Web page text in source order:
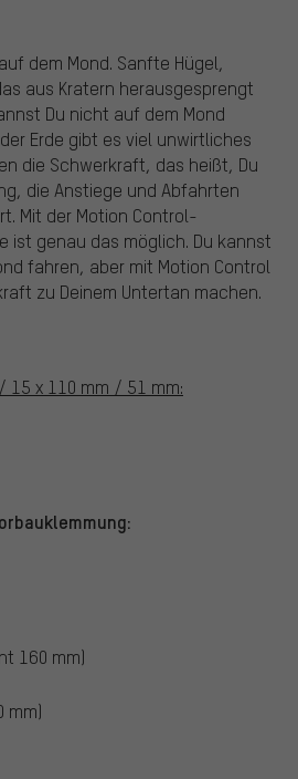
dem Mond. Sanfte Hügel,
aus Kratern herausgesprengt
Du nicht auf dem Mond
Erde gibt es viel unwirtliches
die Schwerkraft, das heißt, Du
die Anstiege und Abfahrten
Mit der Motion Control-
ist genau das möglich. Du kannst
fahren, aber mit Motion Control
zu Deinem Untertan machen.
x 110 mm / 51 mm:
160 mm)
mm)